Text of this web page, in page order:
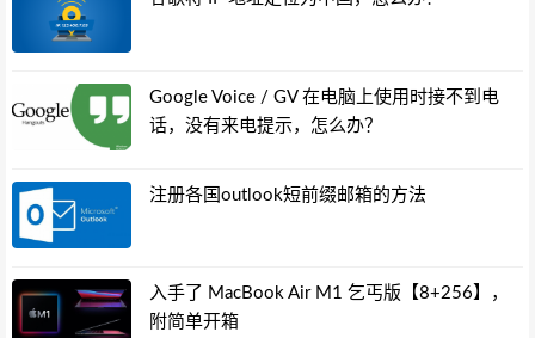
Google Voice / GV 在电脑上使用时接不到电
话，没有来电提示，怎么办？
注册各国outlook短前缀邮箱的方法
入手了 MacBook Air M1 乞丐版【8+256】，
附简单开箱